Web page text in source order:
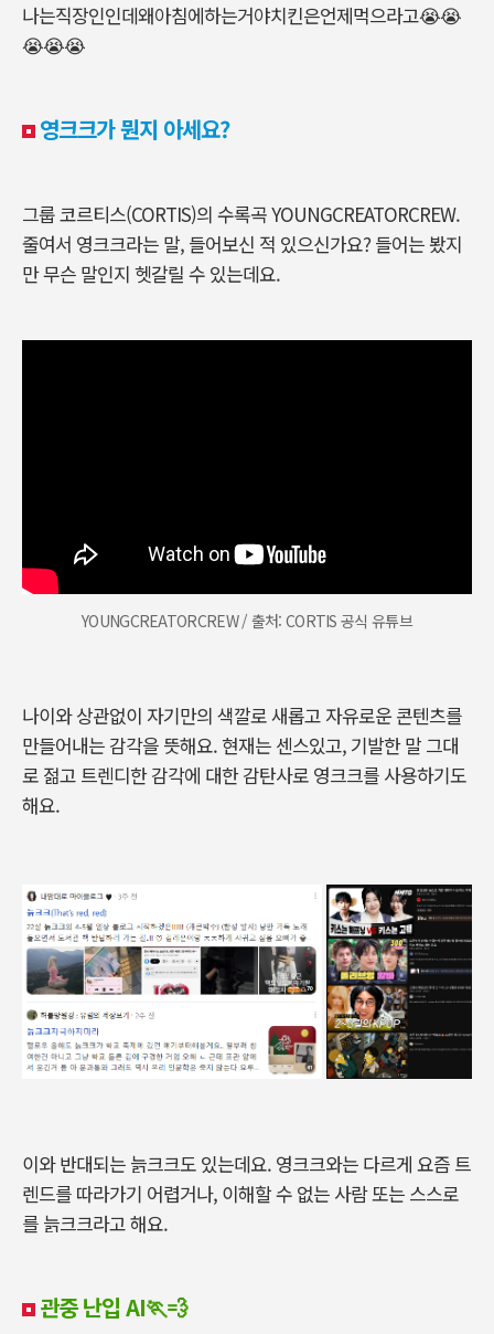
나는직장인인데왜아침에하는거야치킨은언제먹으라고😭😭
😭😭😭
영크크가 뭔지 아세요?
그룹 코르티스(CORTIS)의 수록곡 YOUNGCREATORCREW.
줄여서 영크크라는 말, 들어보신 적 있으신가요? 들어는 봤지
만 무슨 말인지 헷갈릴 수 있는데요.
YOUNGCREATORCREW / 출처: CORTIS 공식 유튜브
나이와 상관없이 자기만의 색깔로 새롭고 자유로운 콘텐츠를
만들어내는 감각을 뜻해요. 현재는 센스있고, 기발한 말 그대
로 젊고 트렌디한 감각에 대한 감탄사로 영크크를 사용하기도
해요.
이와 반대되는 늙크크도 있는데요. 영크크와는 다르게 요즘 트
렌드를 따라가기 어렵거나, 이해할 수 없는 사람 또는 스스로
를 늙크크라고 해요.
관중 난입 AI🏃💨